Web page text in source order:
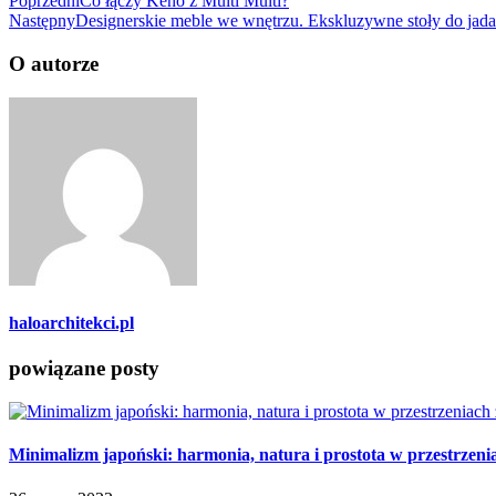
NastępnyDesignerskie meble we wnętrzu. Ekskluzywne stoły do
O autorze
haloarchitekci.pl
powiązane posty
Minimalizm japoński: harmonia, natura i prostota w